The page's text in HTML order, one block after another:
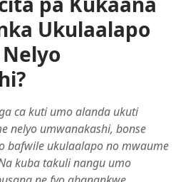
Ukulaalapo
ca kuti umo alanda ukuti
nelyo umwanakashi, bonse
bafwile ukulaalapo no mwaume
kuba takuli nangu umo